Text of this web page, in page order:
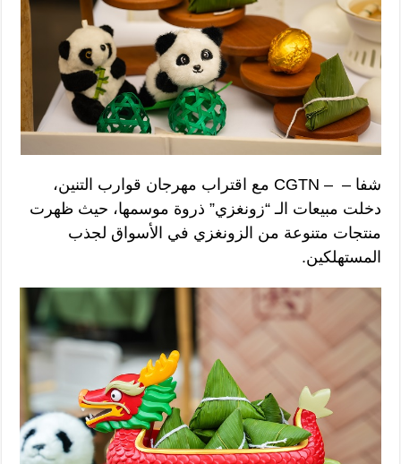
شفا – CGTN – ‎ مع اقتراب مهرجان قوارب التنين،
دخلت مبيعات الـ “زونغزي” ذروة موسمها، حيث ظهرت
منتجات متنوعة من الزونغزي في الأسواق لجذب
المستهلكين.